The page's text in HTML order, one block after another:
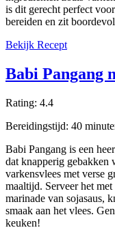
is dit gerecht perfect
bereiden en zit
Bekijk Recept
Babi Pangang
Rating: 4.4
Bereidingstijd: 40
Babi Pangang is een
dat knapperig gebakken
varkensvlees met verse
maaltijd. Serveer het
marinade van sojasaus,
smaak aan het vlees.
keuken!